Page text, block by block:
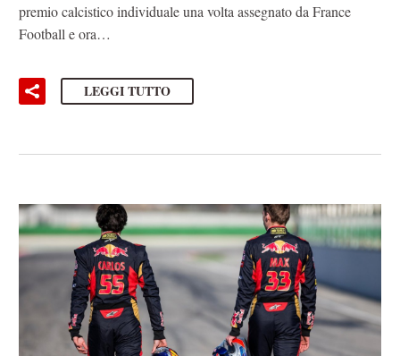
premio calcistico individuale una volta assegnato da France
Football e ora…
LEGGI TUTTO